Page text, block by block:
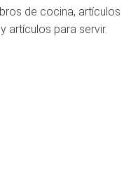
de cocina, artículos
artículos para servir.